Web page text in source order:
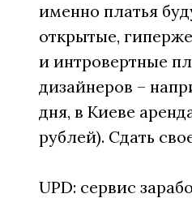
именно платья
открытые,
и интровертные
дизайнеров –
дня, в Киеве
рублей). Сдать
UPD: сервис